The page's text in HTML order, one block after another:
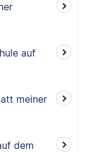
auf
meiner
dem